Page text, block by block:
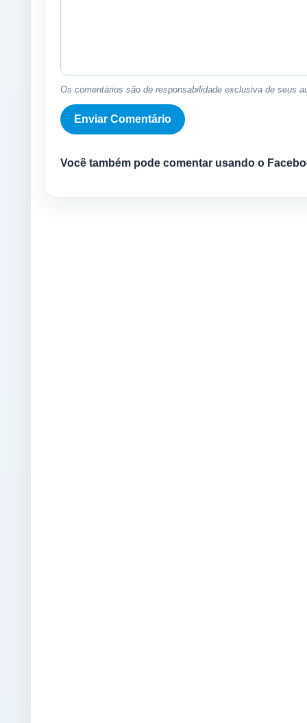
Os comentários são de responsabilidade exclusiva de seus
Você também pode comentar usando o